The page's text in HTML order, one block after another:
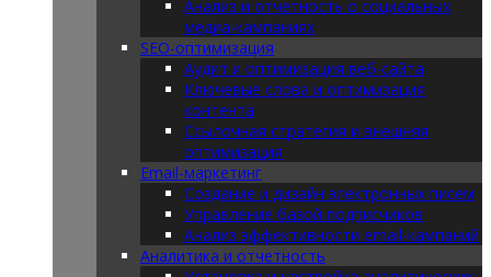
Анализ и отчетность о социальных
медиа-кампаниях
SEO-оптимизация
Аудит и оптимизация веб-сайта
Ключевые слова и оптимизация
контента
Ссылочная стратегия и внешняя
оптимизация
Email-маркетинг
Создание и дизайн электронных писем
Управление базой подписчиков
Анализ эффективности email-кампаний
Аналитика и отчетность